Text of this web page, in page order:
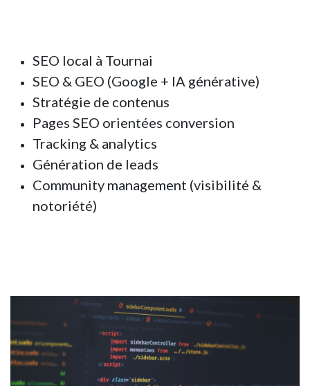
SEO local à Tournai
SEO & GEO (Google + IA générative)
Stratégie de contenus
Pages SEO orientées conversion
Tracking & analytics
Génération de leads
Community management (visibilité &
notoriété)